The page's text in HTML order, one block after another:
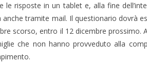
le risposte in un tablet e, alla fine
anche tramite mail. Il questionario dovrà
scorso, entro il 12 dicembre prossimo.
che non hanno provveduto alla